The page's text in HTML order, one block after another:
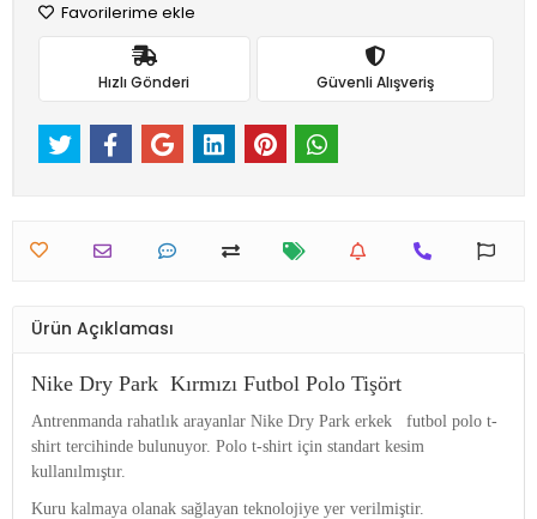
Favorilerime ekle
Hızlı Gönderi Güvenli Alışveriş
Ürün Açıklaması
Nike Dry Park Kırmızı Futbol Polo Tişört
Antrenmanda rahatlık arayanlar Nike Dry Park erkek futbol polo t-
shirt tercihinde bulunuyor. Polo t-shirt için standart kesim
kullanılmıştır.
Kuru kalmaya olanak sağlayan teknolojiye yer verilmiştir.